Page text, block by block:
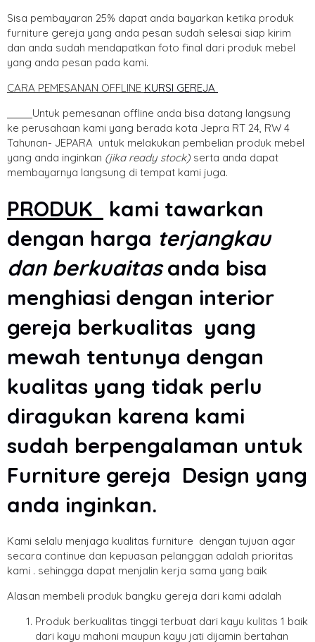
Sisa pembayaran 25% dapat anda bayarkan ketika produk
furniture gereja yang anda pesan sudah selesai siap kirim
dan anda sudah mendapatkan foto final dari produk mebel
yang anda pesan pada kami.
CARA PEMESANAN OFFLINE KURSI GEREJA
Untuk pemesanan offline anda bisa datang langsung
ke perusahaan kami yang berada kota Jepra RT 24, RW 4
Tahunan- JEPARA untuk melakukan pembelian produk mebel
yang anda inginkan (jika ready stock) serta anda dapat
membayarnya langsung di tempat kami juga.
PRODUK
kami tawarkan
dengan harga terjangkau
dan berkuaitasanda bisa
menghiasi dengan interior
gereja berkualitas yang
mewah tentunya dengan
kualitas yang tidak perlu
diragukan karena kami
sudah berpengalaman untuk
Furniture gereja Design yang
anda inginkan.
Kami selalu menjaga kualitas furniture dengan tujuan agar
secara continue dan kepuasan pelanggan adalah prioritas
kami . sehingga dapat menjalin kerja sama yang baik
Alasan membeli produk bangku gereja dari kami adalah
Produk berkualitas tinggi terbuat dari kayu kulitas 1 baik
dari kayu mahoni maupun kayu jati dijamin bertahan